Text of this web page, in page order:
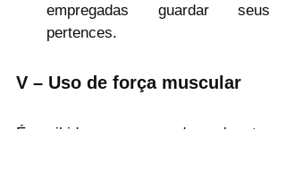
empregadas guardar seus
pertences.
V – Uso de força muscular
É proibido ao empregador submeter